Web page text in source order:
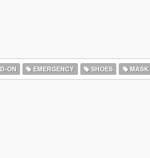
ON EMERGENCY SHOES MASK